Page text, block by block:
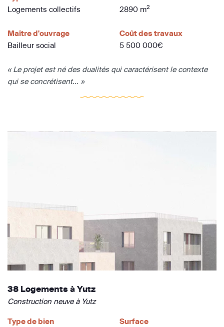
Logements collectifs
2890 m2
Maître d'ouvrage
Bailleur social
Coût des travaux
5 500 000€
« Le projet est né des dualités qui caractérisent le contexte
qui se concrétisent... »
38 Logements à Yutz
Construction neuve à Yutz
Type de bien
Surface